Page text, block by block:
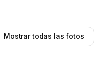
Mostrar todas las fotos